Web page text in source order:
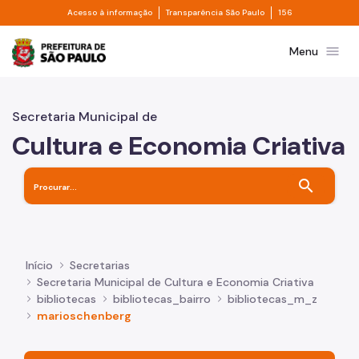
Pular para o Conteúdo principal
Acesso à informação Divisor de acesso à informação
Transparência São Paulo Divisor de
156
Prefeitura de São PauloMenu menu
Secretaria Municipal de
Cultura e Economia Criativa
search
Início
Secretarias
Secretaria Municipal de Cultura e Economia Criativa
bibliotecas
bibliotecas_bairro
bibliotecas_m_z
marioschenberg